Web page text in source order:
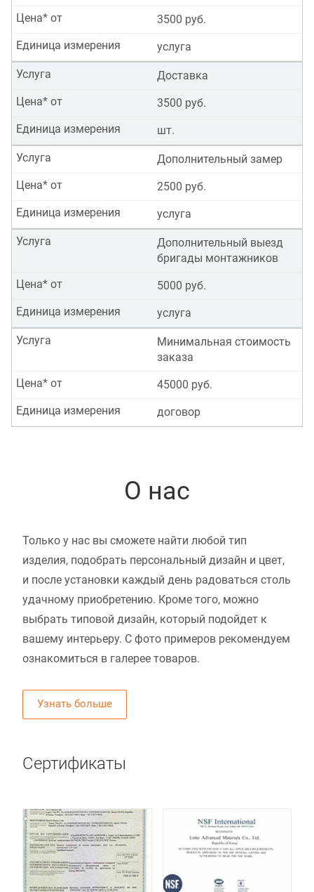
3500 руб.
Цена* от
услуга
Единица измерения
Доставка
Услуга
3500 руб.
Цена* от
шт.
Единица измерения
Дополнительный замер
Услуга
2500 руб.
Цена* от
услуга
Единица измерения
Дополнительный выезд
бригады монтажников
Услуга
5000 руб.
Цена* от
услуга
Единица измерения
Минимальная стоимость
заказа
Услуга
45000 руб.
Цена* от
договор
Единица измерения
О нас
Только у нас вы сможете найти любой тип
изделия, подобрать персональный дизайн и цвет,
и после установки каждый день радоваться столь
удачному приобретению. Кроме того, можно
выбрать типовой дизайн, который подойдет к
вашему интерьеру. С фото примеров рекомендуем
ознакомиться в галерее товаров.
Узнать больше
Сертификаты